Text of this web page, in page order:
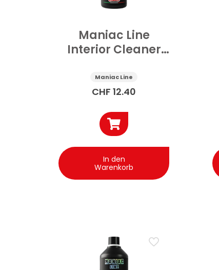
Maniac Line
Interior Cleaner
hygienisierend
Innenraum 5 l
Maniac Line
CHF 12.40
In den
Warenkorb